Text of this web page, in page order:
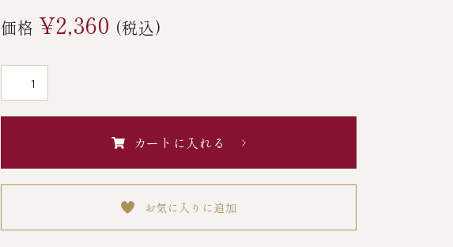
価格 ¥2,360 (税込)
カートに入れる
お気に入りに追加